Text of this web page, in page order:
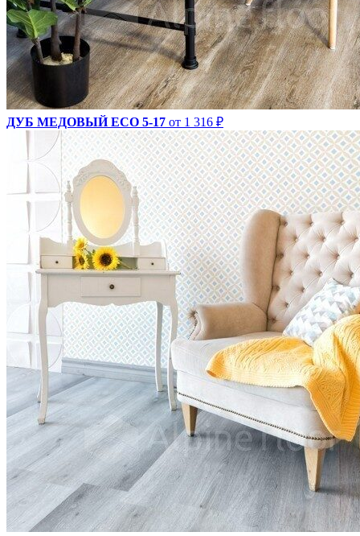
ДУБ МЕДОВЫЙ ECO 5-17 от 1 316 ₽